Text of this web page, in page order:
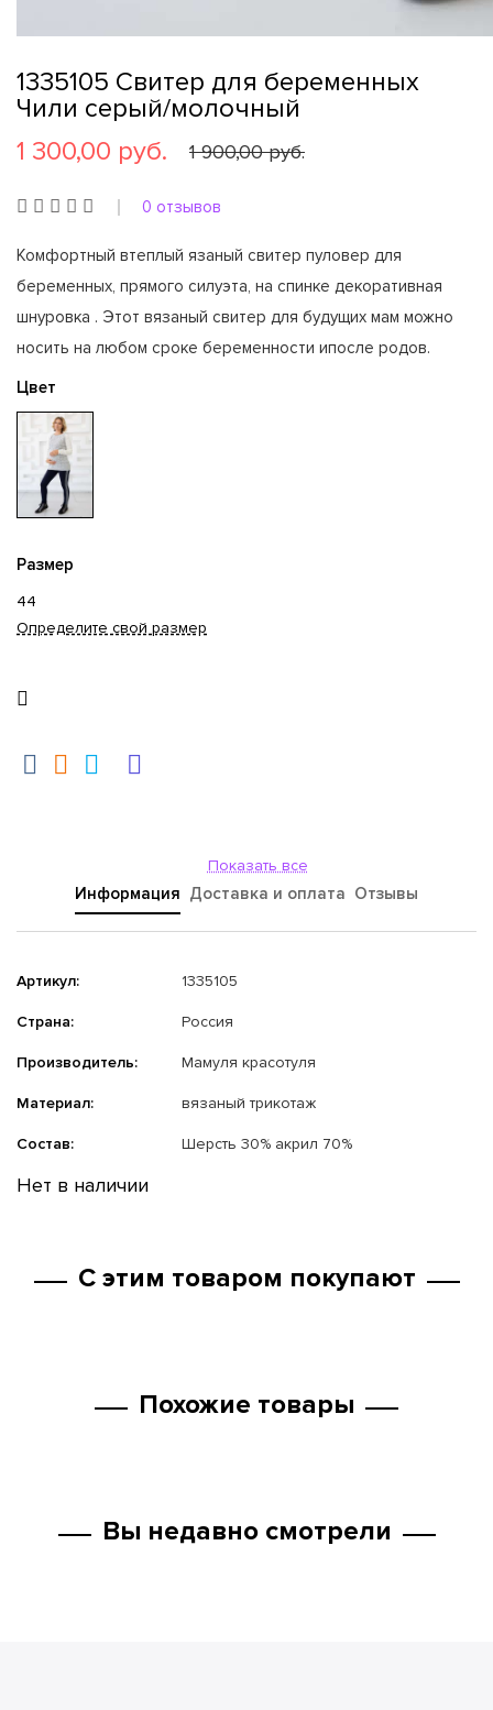
1335105 Свитер для беременных
Чили серый/молочный
1 300,00 руб.
1 900,00 руб.
0 отзывов
Комфортный втеплый язаный свитер пуловер для
беременных, прямого силуэта, на спинке декоративная
шнуровка . Этот вязаный свитер для будущих мам можно
носить на любом сроке беременности ипосле родов.
Цвет
Размер
44
Определите свой размер
Показать все
Информация Доставка и оплата Отзывы
Артикул: 1335105
Страна: Россия
Производитель: Мамуля красотуля
Материал: вязаный трикотаж
Состав: Шерсть 30% акрил 70%
Нет в наличии
С этим товаром покупают
Похожие товары
Вы недавно смотрели